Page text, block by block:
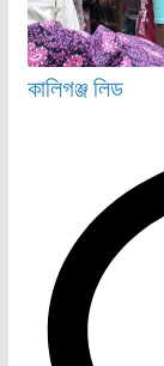
কালিগঞ্জলিড